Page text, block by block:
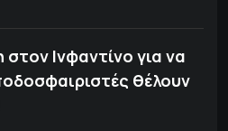
Ινφαντίνο για να
θέλουν